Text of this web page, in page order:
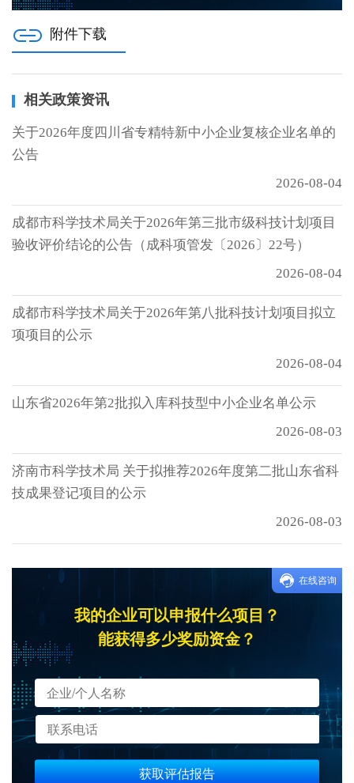
附件下载
相关政策资讯
关于2026年度四川省专精特新中小企业复核企业名单的
公告
2026-08-04
成都市科学技术局关于2026年第三批市级科技计划项目
验收评价结论的公告（成科项管发〔2026〕22号）
2026-08-04
成都市科学技术局关于2026年第八批科技计划项目拟立
项项目的公示
2026-08-04
山东省2026年第2批拟入库科技型中小企业名单公示
2026-08-03
济南市科学技术局 关于拟推荐2026年度第二批山东省科
技成果登记项目的公示
2026-08-03
我的企业可以申报什么项目？
能获得多少奖励资金？
获取评估报告
在线咨询